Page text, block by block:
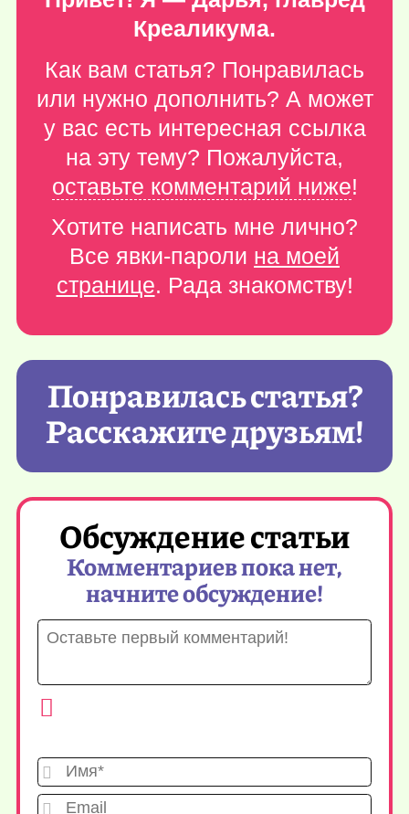
Креаликума.
Как вам статья? Понравилась
или нужно дополнить? А может
у вас есть интересная ссылка
на эту тему? Пожалуйста,
оставьте комментарий ниже!
Хотите написать мне лично?
Все явки-пароли на моей
странице. Рада знакомству!
Понравилась статья?
Расскажите друзьям!
Обсуждение статьи
Комментариев пока нет,
начните обсуждение!
Имя*